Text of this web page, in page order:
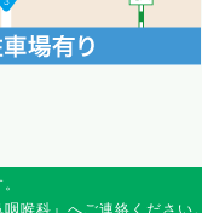
喉科』へご連絡ください。